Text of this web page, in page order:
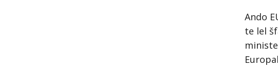
Ando
te lel